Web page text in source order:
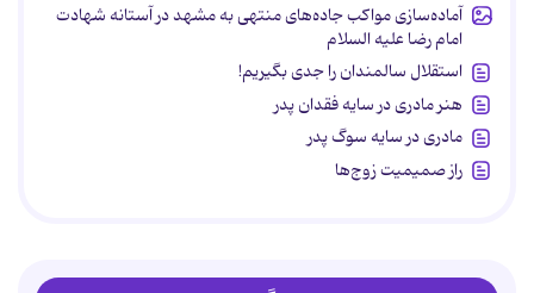
آماده‌سازی مواکب جاده‌های منتهی به مشهد در آستانه شهادت
امام رضا علیه السلام
استقلال سالمندان را جدی بگیریم!
هنر مادری در سایه‌ فقدان پدر
مادری در سایه سوگ پدر
راز صمیمیت زوج‌ها